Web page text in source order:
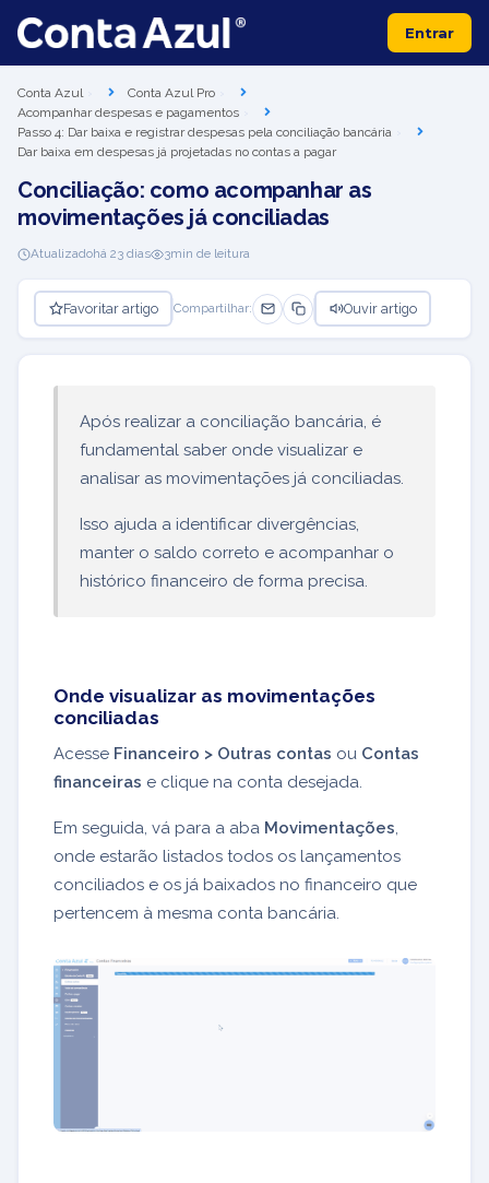
Entrar
Conta Azul
Conta Azul Pro
Acompanhar despesas e pagamentos
Passo 4: Dar baixa e registrar despesas pela conciliação bancária
Dar baixa em despesas já projetadas no contas a pagar
Conciliação: como acompanhar as
movimentações já conciliadas
Atualizadohá 23 dias 3min de leitura
Favoritar artigo Compartilhar: Ouvir artigo
Após realizar a conciliação bancária, é
fundamental saber onde visualizar e
analisar as movimentações já conciliadas.
Isso ajuda a identificar divergências,
manter o saldo correto e acompanhar o
histórico financeiro de forma precisa.
Onde visualizar as movimentações
conciliadas
Acesse Financeiro > Outras contas ou Contas
financeiras e clique na conta desejada.
Em seguida, vá para a aba Movimentações
onde estarão listados todos os lançamentos
conciliados e os já baixados no financeiro que
pertencem à mesma conta bancária.